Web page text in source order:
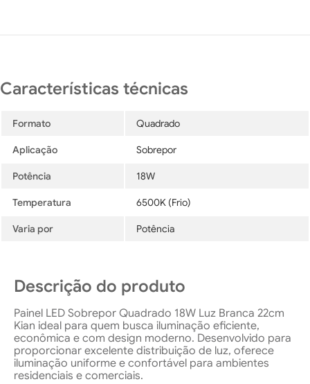
Formato Quadrado
Aplicação Sobrepor
Potência 18W
Temperatura 6500K (Frio)
Varia por Potência
Descrição do produto
Painel LED Sobrepor Quadrado 18W Luz Branca 22cm
Kian ideal para quem busca iluminação eficiente,
econômica e com design moderno. Desenvolvido para
proporcionar excelente distribuição de luz, oferece
iluminação uniforme e confortável para ambientes
residenciais e comerciais.